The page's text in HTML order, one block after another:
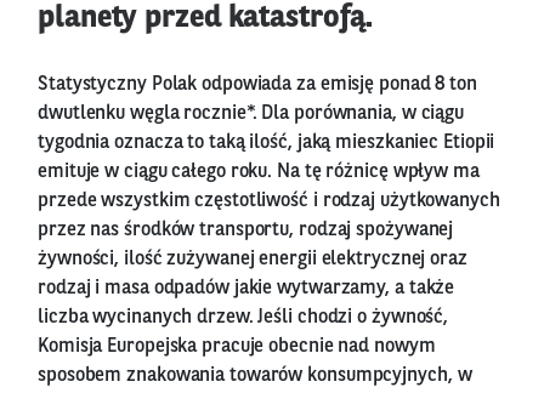
planety przed katastrofą.
Statystyczny Polak odpowiada za emisję ponad 8 ton
dwutlenku węgla rocznie*. Dla porównania, w ciągu
tygodnia oznacza to taką ilość, jaką mieszkaniec Etiopii
emituje w ciągu całego roku. Na tę różnicę wpływ ma
przede wszystkim częstotliwość i rodzaj użytkowanych
przez nas środków transportu, rodzaj spożywanej
żywności, ilość zużywanej energii elektrycznej oraz
rodzaj i masa odpadów jakie wytwarzamy, a także
liczba wycinanych drzew. Jeśli chodzi o żywność,
Komisja Europejska pracuje obecnie nad nowym
sposobem znakowania towarów konsumpcyjnych, w